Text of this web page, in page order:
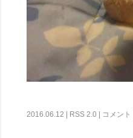
2016.06.12 | RSS 2.0 コメント